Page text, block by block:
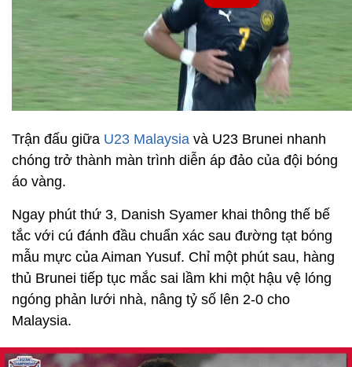
Trận đấu giữa U23 Malaysia và U23 Brunei nhanh
chóng trở thành màn trình diễn áp đảo của đội bóng
áo vàng.
Ngay phút thứ 3, Danish Syamer khai thông thế bế
tắc với cú đánh đầu chuẩn xác sau đường tạt bóng
mẫu mực của Aiman Yusuf. Chỉ một phút sau, hàng
thủ Brunei tiếp tục mắc sai lầm khi một hậu vệ lóng
ngóng phản lưới nhà, nâng tỷ số lên 2-0 cho
Malaysia.